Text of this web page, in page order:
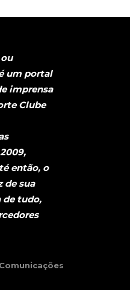
um portal
imprensa
Clube
então, o
de sua
de tudo,